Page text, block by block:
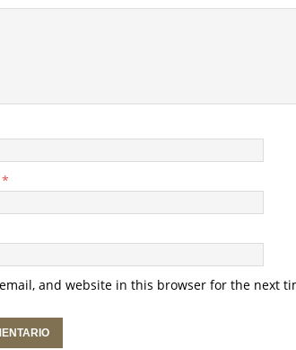
*
and website in this browser for the next